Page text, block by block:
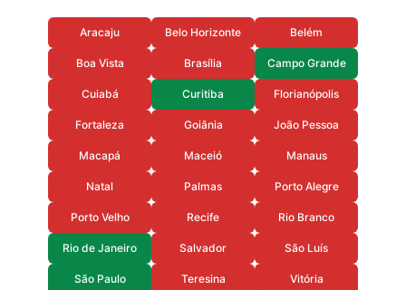
Aracaju Belo Horizonte Belém
Boa Vista Brasília Campo Grande
Cuiabá Curitiba Florianópolis
Fortaleza Goiânia João Pessoa
Macapá Maceió Manaus
Natal Palmas Porto Alegre
Porto Velho Recife Rio Branco
Rio de Janeiro Salvador São Luís
São Paulo Teresina Vitória